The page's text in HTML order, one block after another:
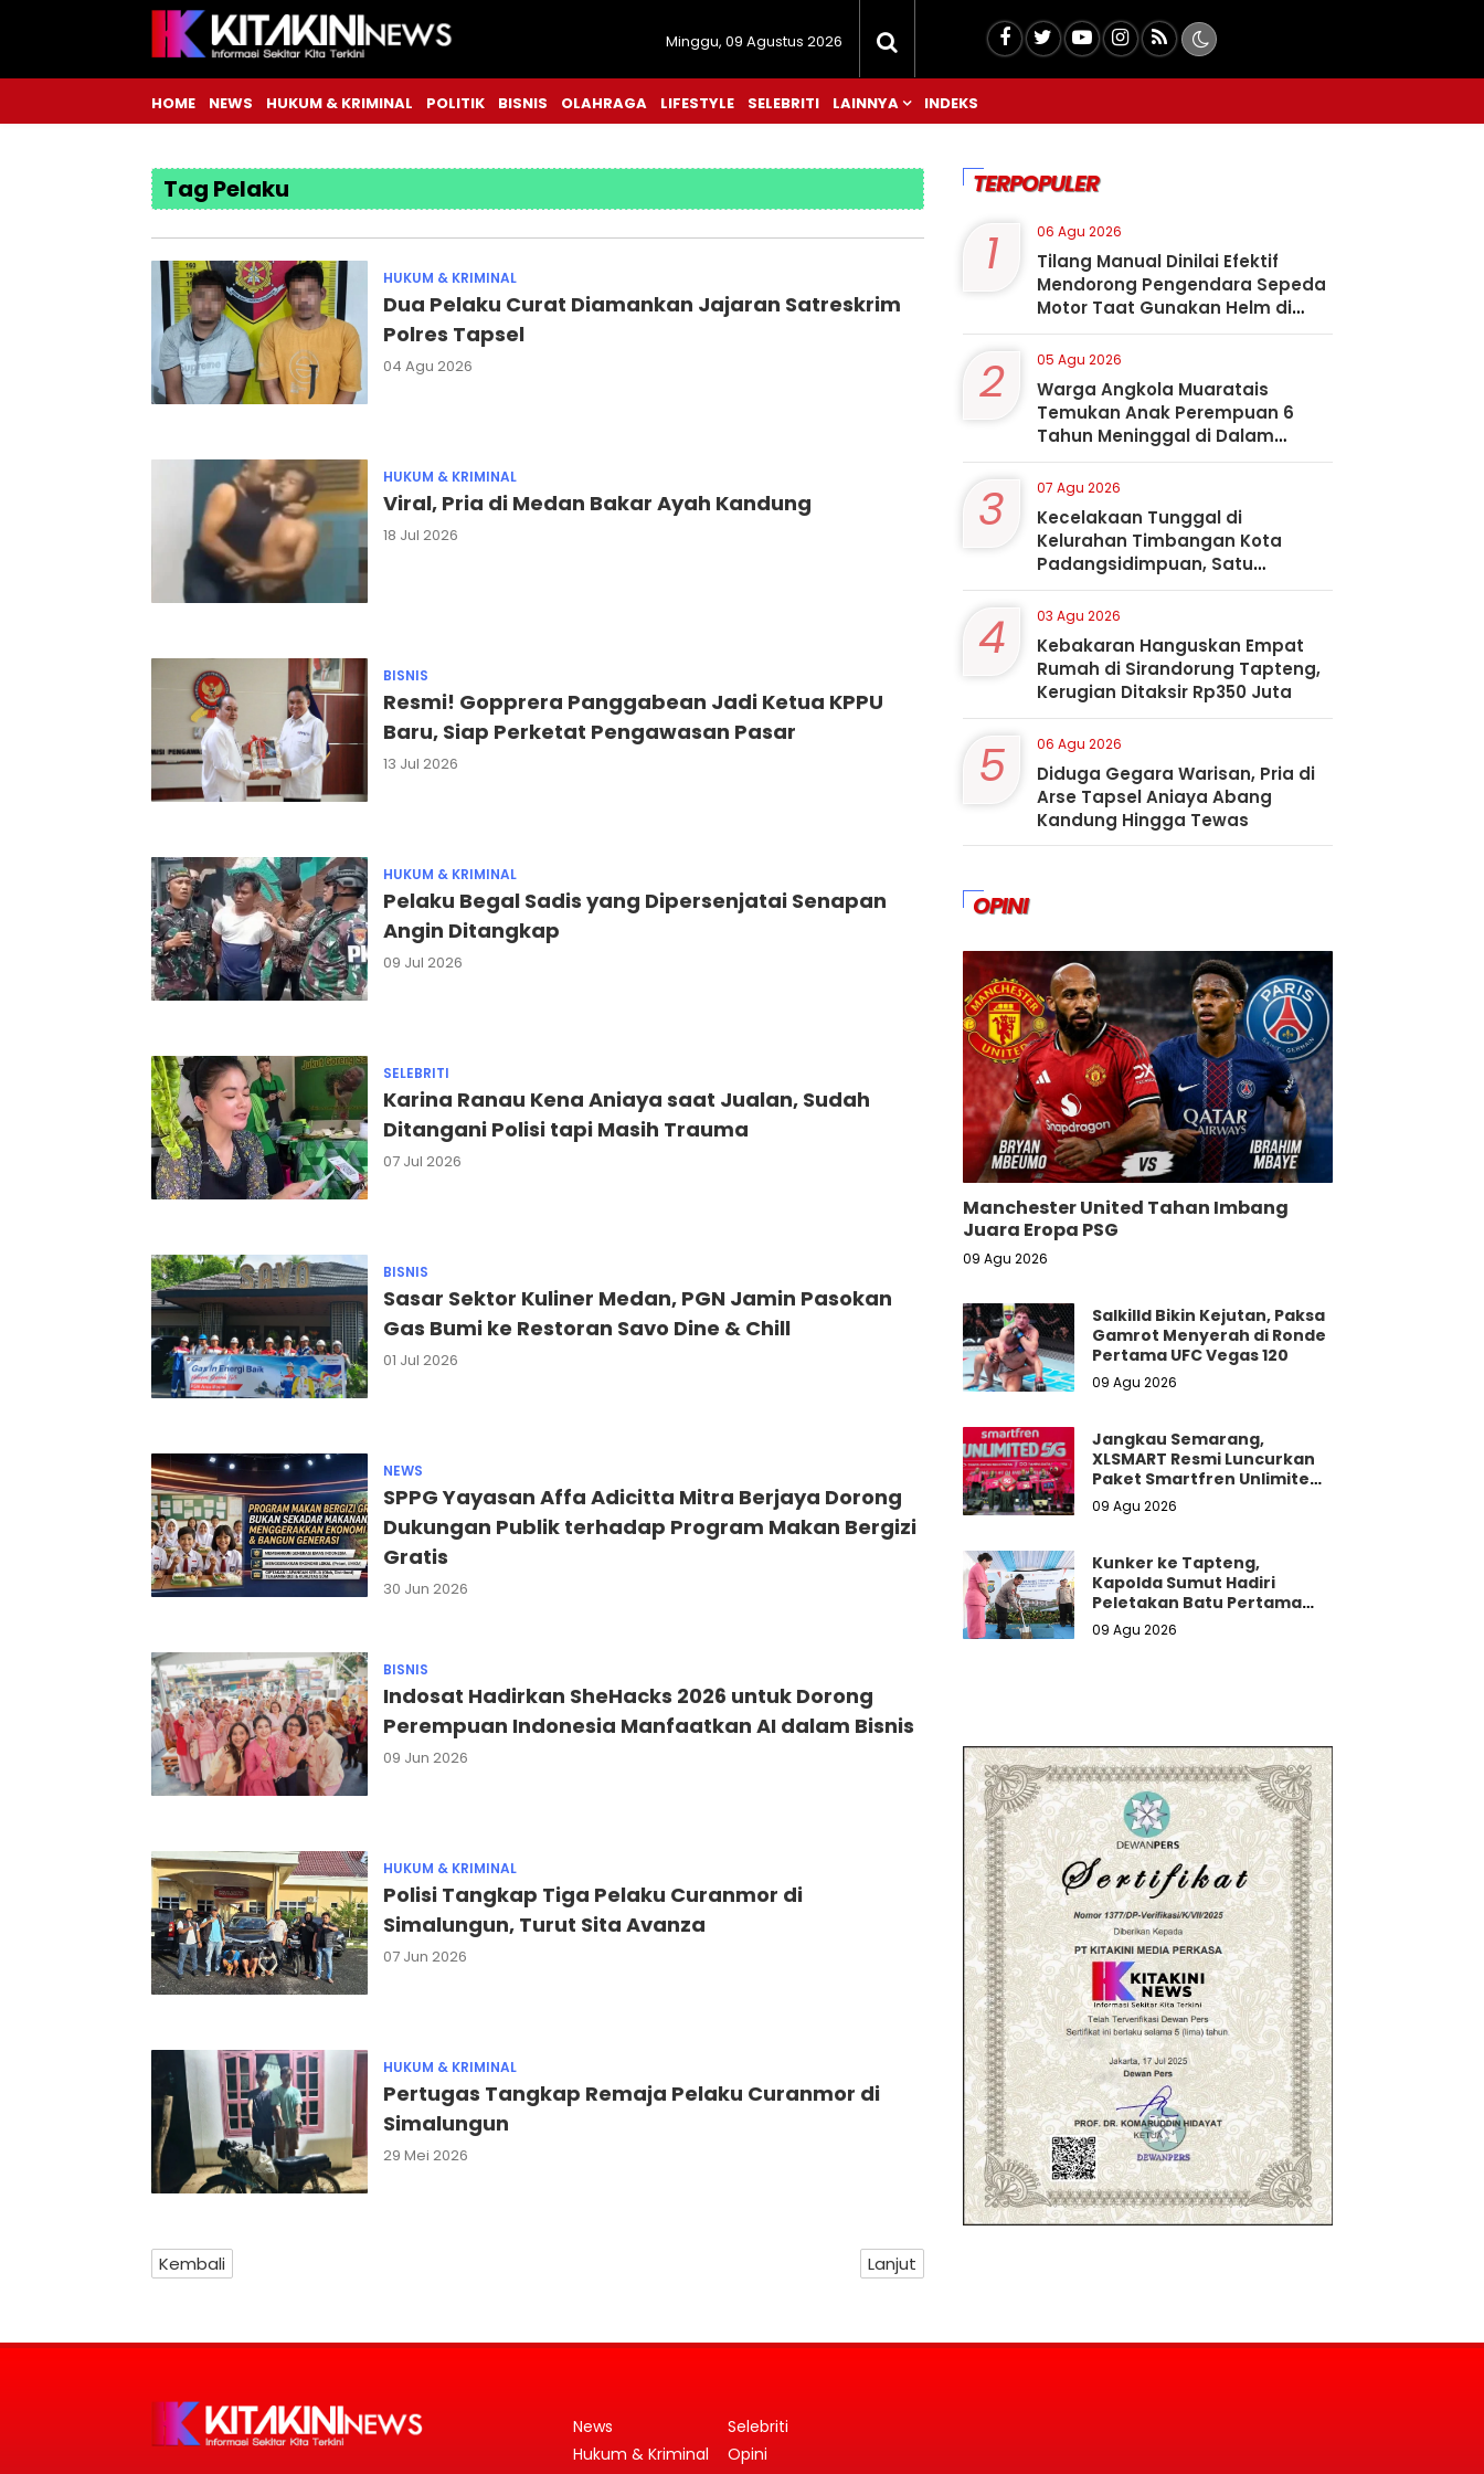
Minggu, 09 Agustus 2026
HOME NEWS HUKUM & KRIMINAL POLITIK BISNIS OLAHRAGA LIFESTYLE SELEBRITI LAINNYA INDEKS
Tag Pelaku
HUKUM & KRIMINAL
Dua Pelaku Curat Diamankan Jajaran Satreskrim
Polres Tapsel
04 Agu 2026
HUKUM & KRIMINAL
Viral, Pria di Medan Bakar Ayah Kandung
18 Jul 2026
BISNIS
Resmi! Gopprera Panggabean Jadi Ketua KPPU
Baru, Siap Perketat Pengawasan Pasar
13 Jul 2026
HUKUM & KRIMINAL
Pelaku Begal Sadis yang Dipersenjatai Senapan
Angin Ditangkap
09 Jul 2026
SELEBRITI
Karina Ranau Kena Aniaya saat Jualan, Sudah
Ditangani Polisi tapi Masih Trauma
07 Jul 2026
BISNIS
Sasar Sektor Kuliner Medan, PGN Jamin Pasokan
Gas Bumi ke Restoran Savo Dine & Chill
01 Jul 2026
NEWS
SPPG Yayasan Affa Adicitta Mitra Berjaya Dorong
Dukungan Publik terhadap Program Makan Bergizi
Gratis
30 Jun 2026
BISNIS
Indosat Hadirkan SheHacks 2026 untuk Dorong
Perempuan Indonesia Manfaatkan AI dalam Bisnis
09 Jun 2026
HUKUM & KRIMINAL
Polisi Tangkap Tiga Pelaku Curanmor di
Simalungun, Turut Sita Avanza
07 Jun 2026
HUKUM & KRIMINAL
Pertugas Tangkap Remaja Pelaku Curanmor di
Simalungun
29 Mei 2026
Kembali Lanjut
TERPOPULER
1 06 Agu 2026
Tilang Manual Dinilai Efektif
Mendorong Pengendara Sepeda
Motor Taat Gunakan Helm di
Kota Padangsidimpuan
2 05 Agu 2026
Warga Angkola Muaratais
Temukan Anak Perempuan 6
Tahun Meninggal di Dalam
Sumur
3 07 Agu 2026
Kecelakaan Tunggal di
Kelurahan Timbangan Kota
Padangsidimpuan, Satu
Penumpang Tewas
4 03 Agu 2026
Kebakaran Hanguskan Empat
Rumah di Sirandorung Tapteng,
Kerugian Ditaksir Rp350 Juta
5 06 Agu 2026
Diduga Gegara Warisan, Pria di
Arse Tapsel Aniaya Abang
Kandung Hingga Tewas
OPINI
Manchester United Tahan Imbang
Juara Eropa PSG
09 Agu 2026
Salkilld Bikin Kejutan, Paksa
Gamrot Menyerah di Ronde
Pertama UFC Vegas 120
09 Agu 2026
Jangkau Semarang,
XLSMART Resmi Luncurkan
Paket Smartfren Unlimited
5G Tanpa Batas Kuota
09 Agu 2026
Kunker ke Tapteng,
Kapolda Sumut Hadiri
Peletakan Batu Pertama
Pembangunan Rusun Polres
09 Agu 2026
News
Hukum & Kriminal
Selebriti
Opini